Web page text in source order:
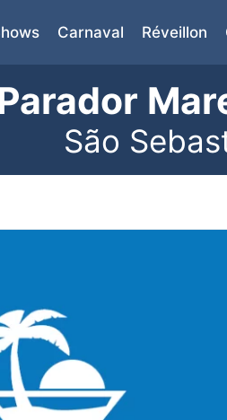
Carnaval Réveillon
São